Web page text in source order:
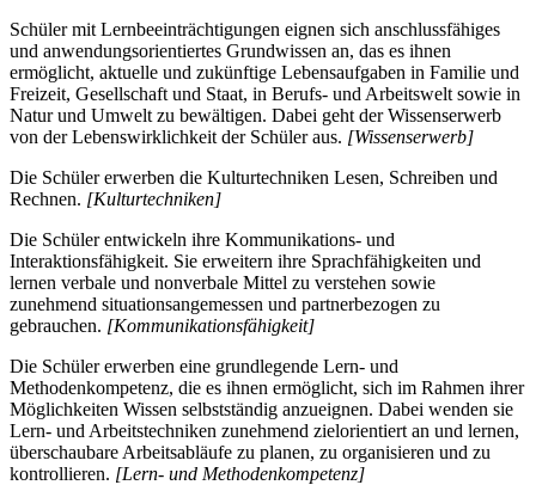
Schüler mit Lernbeeinträchtigungen eignen sich anschlussfähiges
und anwendungsorientiertes Grundwissen an, das es ihnen
ermöglicht, aktuelle und zukünftige Lebensaufgaben in Familie und
Freizeit, Gesellschaft und Staat, in Berufs- und Arbeitswelt sowie in
Natur und Umwelt zu bewältigen. Dabei geht der Wissenserwerb
von der Lebenswirklichkeit der Schüler aus. [Wissenserwerb]
Die Schüler erwerben die Kulturtechniken Lesen, Schreiben und
Rechnen. [Kulturtechniken]
Die Schüler entwickeln ihre Kommunikations- und
Interaktionsfähigkeit. Sie erweitern ihre Sprachfähigkeiten und
lernen verbale und nonverbale Mittel zu verstehen sowie
zunehmend situationsangemessen und partnerbezogen zu
gebrauchen. [Kommunikationsfähigkeit]
Die Schüler erwerben eine grundlegende Lern- und
Methodenkompetenz, die es ihnen ermöglicht, sich im Rahmen ihrer
Möglichkeiten Wissen selbstständig anzueignen. Dabei wenden sie
Lern- und Arbeitstechniken zunehmend zielorientiert an und lernen,
überschaubare Arbeitsabläufe zu planen, zu organisieren und zu
kontrollieren. [Lern- und Methodenkompetenz]